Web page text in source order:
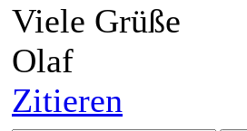
Viele Grüße
Olaf
Zitieren